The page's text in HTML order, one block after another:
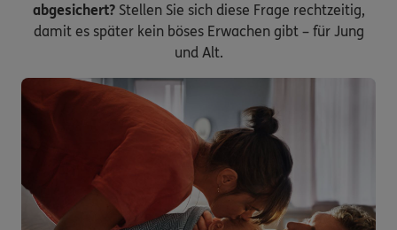
abgesichert?Stellen Sie sich diese Frage rechtzeitig,
damit es später kein böses Erwachen gibt – für Jung
und Alt.